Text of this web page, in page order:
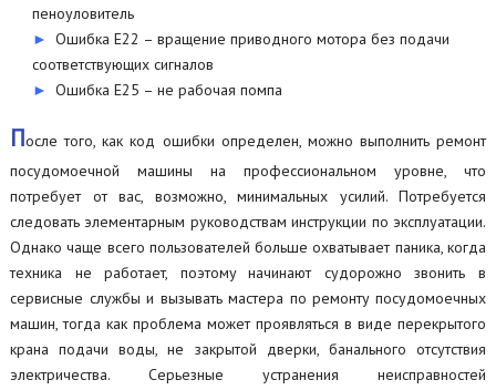
пеноуловитель
Ошибка Е22 – вращение приводного мотора без подачи
соответствующих сигналов
Ошибка Е25 – не рабочая помпа
П осле того, как код ошибки определен, можно выполнить ремонт
посудомоечной машины на профессиональном уровне, что
потребует от вас, возможно, минимальных усилий. Потребуется
следовать элементарным руководствам инструкции по эксплуатации.
Однако чаще всего пользователей больше охватывает паника, когда
техника не работает, поэтому начинают судорожно звонить в
сервисные службы и вызывать мастера по ремонту посудомоечных
машин, тогда как проблема может проявляться в виде перекрытого
крана подачи воды, не закрытой дверки, банального отсутствия
электричества. Серьезные устранения неисправностей